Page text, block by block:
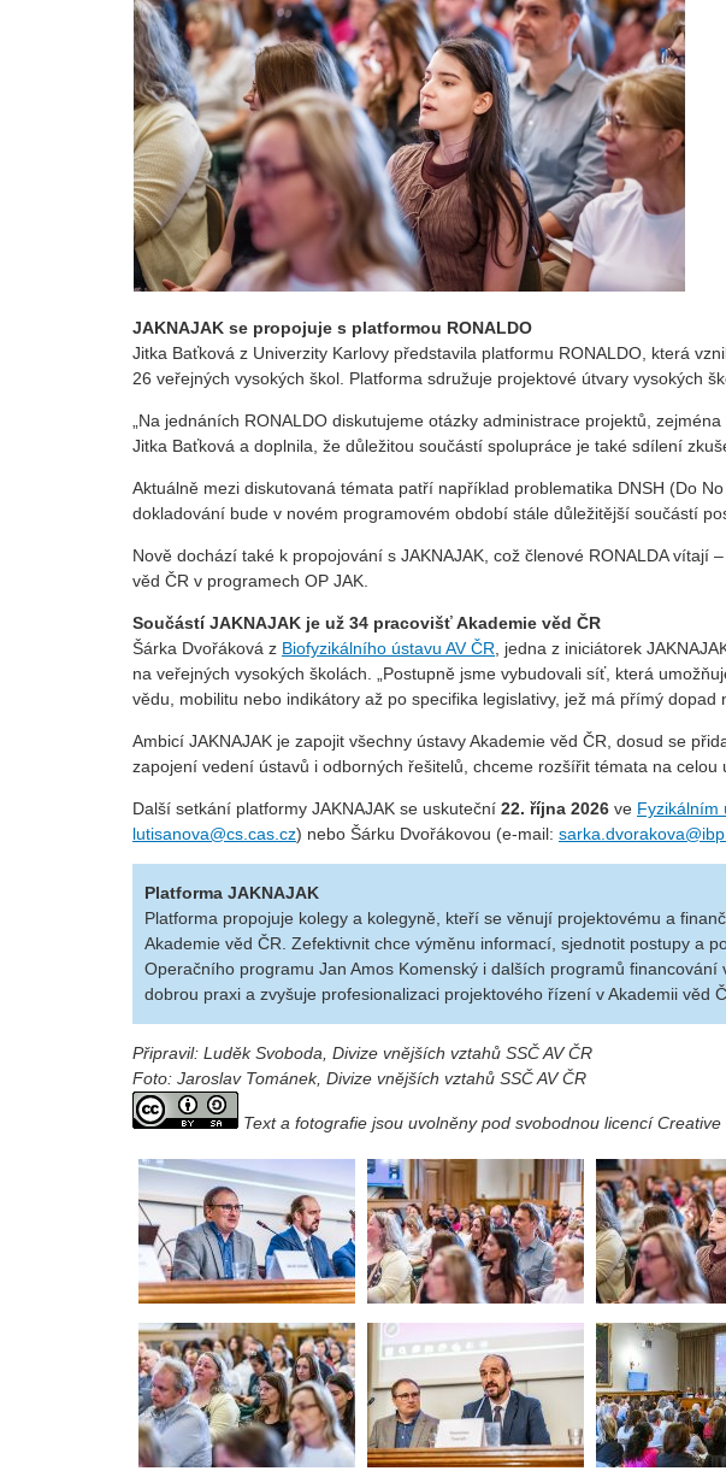
JAKNAJAK se propojuje s platformou RONALDO
Jitka Baťková z Univerzity Karlovy představila platformu RONALDO, která
26 veřejných vysokých škol. Platforma sdružuje projektové útvary vysokých
„Na jednáních RONALDO diskutujeme otázky administrace projektů,
Jitka Baťková a doplnila, že důležitou součástí spolupráce je také sdílení
Aktuálně mezi diskutovaná témata patří například problematika DNSH (Do
dokladování bude v novém programovém období stále důležitější součástí
Nově dochází také k propojování s JAKNAJAK, což členové RONALDA
věd ČR v programech OP JAK.
Součástí JAKNAJAK je už 34 pracovišť Akademie věd ČR
Šárka Dvořáková z Biofyzikálního ústavu AV ČR, jedna z iniciátorek
na veřejných vysokých školách. „Postupně jsme vybudovali síť, která
vědu, mobilitu nebo indikátory až po specifika legislativy, jež má přímý dopad
Ambicí JAKNAJAK je zapojit všechny ústavy Akademie věd ČR, dosud se
zapojení vedení ústavů i odborných řešitelů, chceme rozšířit témata na
Další setkání platformy JAKNAJAK se uskuteční 22. října 2026 ve Fyzikálním
lutisanova@cs.cas.cz) nebo Šárku Dvořákovou (e-mail:
Platforma JAKNAJAK
Platforma propojuje kolegy a kolegyně, kteří se věnují projektovému a
Akademie věd ČR. Zefektivnit chce výměnu informací, sjednotit postupy a
Operačního programu Jan Amos Komenský i dalších programů financování
dobrou praxi a zvyšuje profesionalizaci projektového řízení v Akademii věd
Připravil: Luděk Svoboda, Divize vnějších vztahů SSČ AV ČR
Foto: Jaroslav Tománek, Divize vnějších vztahů SSČ AV ČR
Text a fotografie jsou uvolněny pod svobodnou licencí Creative